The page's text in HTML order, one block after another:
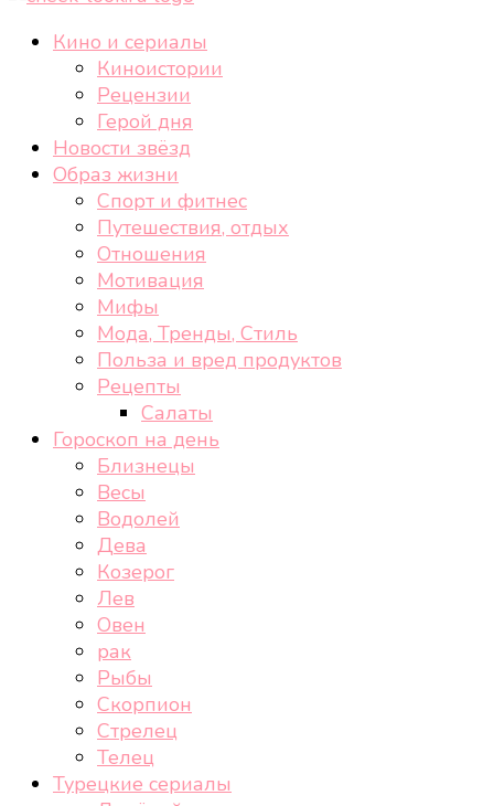
cheek-look.ru
Женский сайт о звездах и кино, а также трендах,
здоровом образе жизни, спорте, стиле, отдыхе и
Кино и сериалы
Киноистории
Рецензии
Герой дня
Новости звёзд
Образ жизни
Спорт и фитнес
Путешествия, отдых
Отношения
Мотивация
Мифы
Мода, Тренды, Стиль
Польза и вред продуктов
Рецепты
Салаты
Гороскоп на день
Близнецы
Весы
Водолей
Дева
Козерог
Лев
Овен
рак
Рыбы
Скорпион
Стрелец
Телец
Турецкие сериалы